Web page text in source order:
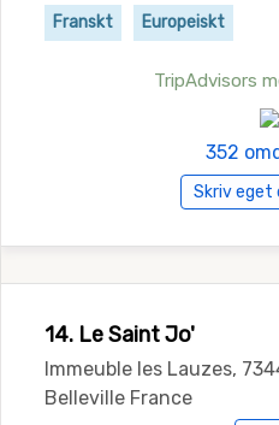
Franskt Europeiskt
TripAdvisors
352
Skriv eget
14. Le Saint Jo'
Immeuble les Lauzes,
Belleville France